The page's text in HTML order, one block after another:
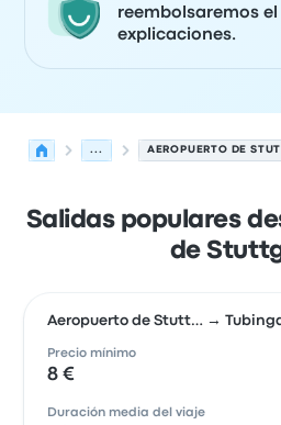
reembolsaremos el
explicaciones.
... AEROPUERTO DE
Salidas populares
de
Aeropuerto de Stutt… →
Precio mínimo
8 €
Duración media del viaje